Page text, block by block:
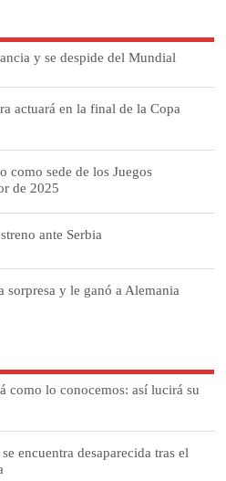
y se despide del Mundial
actuará en la final de la Copa
como sede de los Juegos
de 2025
ante Serbia
sorpresa y le ganó a Alemania
como lo conocemos: así lucirá su
encuentra desaparecida tras el